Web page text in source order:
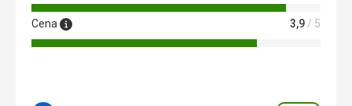
pomocą Google Translate
Cena 3,9/ 5